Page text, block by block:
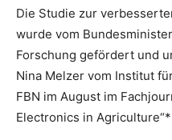
Die Studie zur
wurde vom
Forschung gefördert und
Nina Melzer vom Institut
FBN im August im
Electronics in